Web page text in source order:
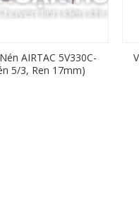
AIRTAC 5V330C-
5/3, Ren 17mm)